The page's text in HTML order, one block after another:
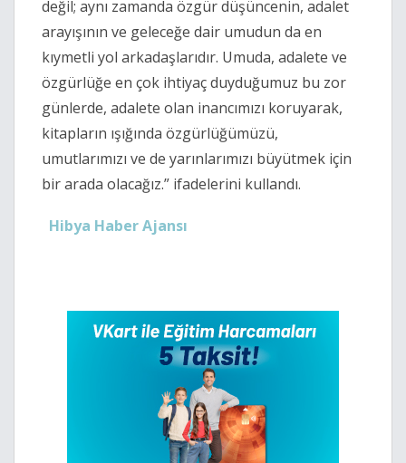
değil; aynı zamanda özgür düşüncenin, adalet
arayışının ve geleceğe dair umudun da en
kıymetli yol arkadaşlarıdır. Umuda, adalete ve
özgürlüğe en çok ihtiyaç duyduğumuz bu zor
günlerde, adalete olan inancımızı koruyarak,
kitapların ışığında özgürlüğümüzü,
umutlarımızı ve de yarınlarımızı büyütmek için
bir arada olacağız.” ifadelerini kullandı.
Hibya Haber Ajansı